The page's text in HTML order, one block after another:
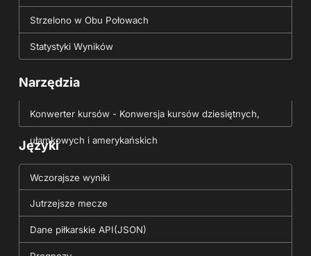
Strzelono w Obu Połowach
Statystyki Wyników
Narzędzia
Konwerter kursów - Konwersja kursów dziesiętnych,
ułamkowych i amerykańskich
Języki
Wczorajsze wyniki
Jutrzejsze mecze
Dane piłkarskie API(JSON)